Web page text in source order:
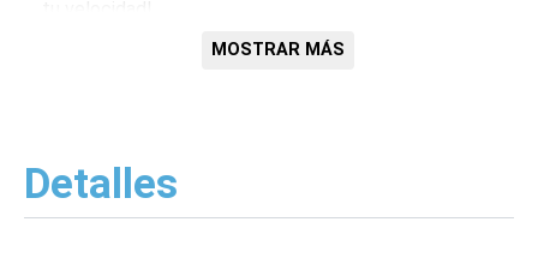
Ideal para running
MOSTRAR MÁS
Detalles